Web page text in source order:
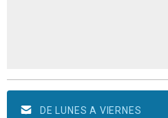
DE LUNES A VIERNES